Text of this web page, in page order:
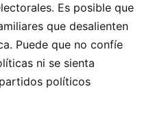
Es posible que
que desalienten
Puede que no confíe
ni se sienta
políticos